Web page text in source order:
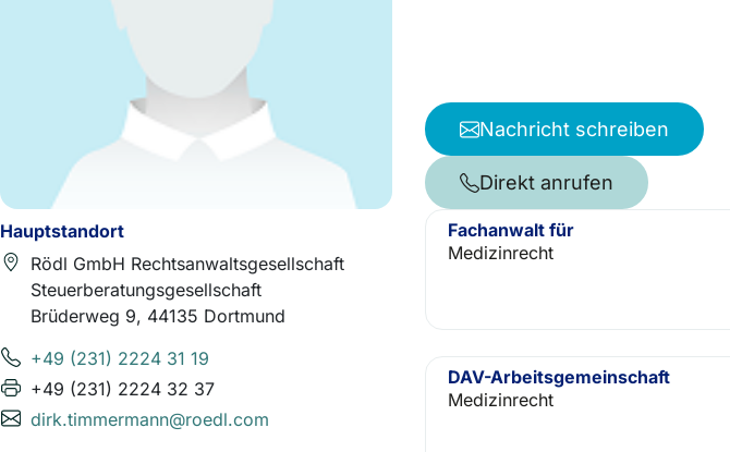
Hauptstandort
Rödl GmbH Rechtsanwaltsgesellschaft
Steuerberatungsgesellschaft
Brüderweg 9, 44135 Dortmund
+49 (231) 2224 31 19
+49 (231) 2224 32 37
dirk.timmermann@roedl.com
Nachricht schreiben
Direkt anrufen
Fachanwalt für
Medizinrecht
DAV-Arbeitsgemeinschaft
Medizinrecht